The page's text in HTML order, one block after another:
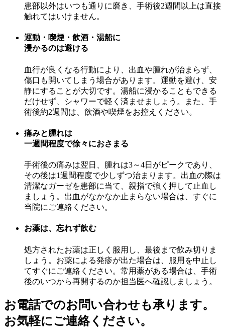
患部以外はいつも通りに磨き、手術後2週間以上は直接
触れてはいけません。
運動・喫煙・飲酒・湯船に
浸かるのは避ける
血行が良くなる行動により、出血や腫れが治まらず、
傷口も開いてしまう場合があります。運動を避け、安
静にすることが大切です。湯船に浸かることもできる
だけせず、シャワーで軽く済ませましょう。また、手
術後約2週間は、飲酒や喫煙をお控えください。
痛みと腫れは
一週間程度で徐々におさまる
手術後の痛みは翌日、腫れは3～4日がピークであり、
その後は1週間程度で少しずつ治まります。出血の際は
清潔なガーゼを患部に当て、親指で強く押して止血し
ましょう。出血がなかなか止まらない場合は、すぐに
当院にご連絡ください。
お薬は、忘れず飲む
処方されたお薬は正しく服用し、最後まで飲み切りま
しょう。お薬による発疹が出た場合は、服用を中止し
てすぐにご連絡ください。常用薬がある場合は、手術
後のいつから再開するのか担当医へ確認しましょう。
お電話でのお問い合わせも承ります。
お気軽にご連絡ください。